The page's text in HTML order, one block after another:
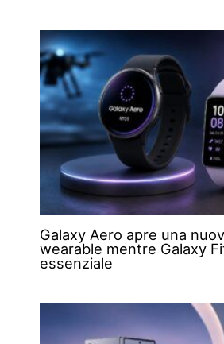
Galaxy Aero apre una
wearable mentre Galaxy
essenziale